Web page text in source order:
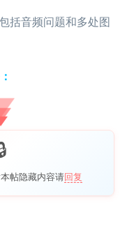
括音频问题和多处图
帖隐藏内容请回复